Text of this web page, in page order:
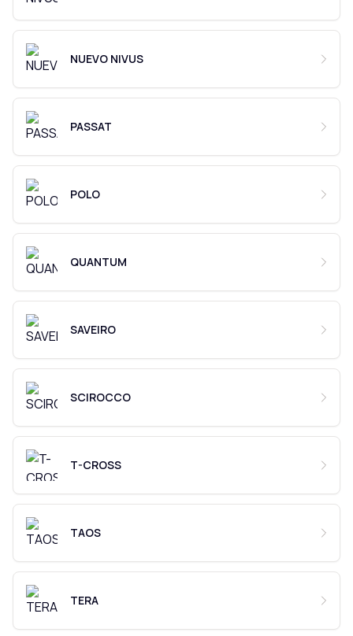
NUEVO NIVUS
PASSAT
POLO
QUANTUM
SAVEIRO
SCIROCCO
T-CROSS
TAOS
TERA